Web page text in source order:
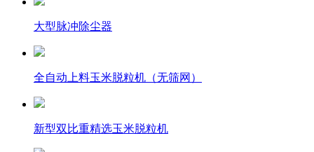
大型脉冲除尘器
全自动上料玉米脱粒机（无筛网）
新型双比重精选玉米脱粒机